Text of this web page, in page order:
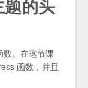
题的头
数。在这节课
函数，并且